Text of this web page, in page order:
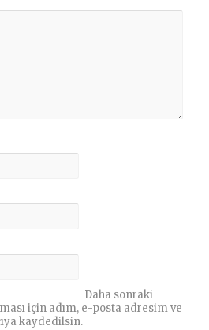
Daha sonraki
için adım, e-posta adresim ve
kaydedilsin.